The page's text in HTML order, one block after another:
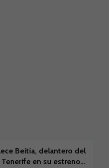
Beitia, delantero del
Tenerife en su estreno